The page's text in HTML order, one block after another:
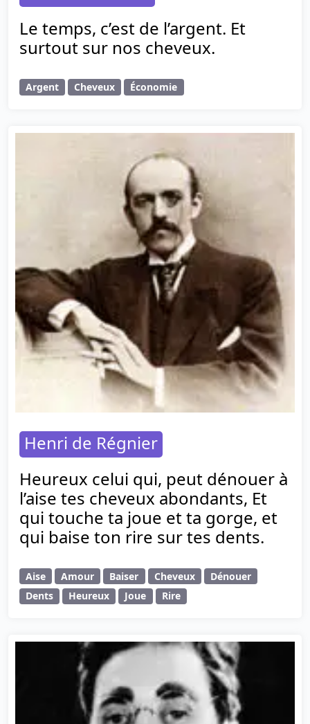
Le temps, c’est de l’argent. Et
surtout sur nos cheveux.
Argent Cheveux Économie
Henri de Régnier
Heureux celui qui, peut dénouer à
l’aise tes cheveux abondants, Et
qui touche ta joue et ta gorge, et
qui baise ton rire sur tes dents.
Aise Amour Baiser Cheveux
Dénouer
Dents
Heureux Joue Rire